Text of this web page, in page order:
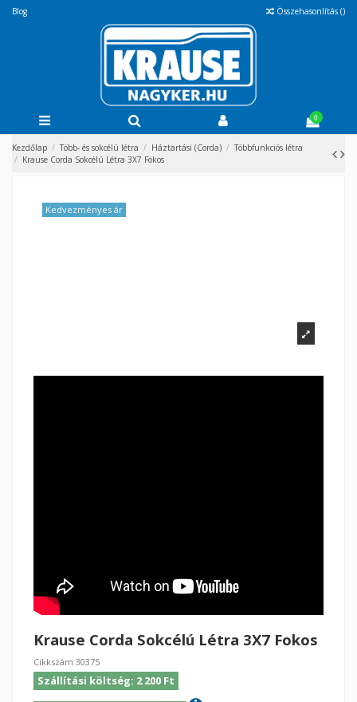
Blog Összehasonlítás ()
0
Kezdőlap Több- és sokcélú létra Háztartási (Corda)
Többfunkciós létra
Krause Corda Sokcélú Létra 3X7 Fokos
Kedvezményes ár
Krause Corda Sokcélú Létra 3X7 Fokos
Cikkszám 30375
Szállítási költség: 2 200 Ft